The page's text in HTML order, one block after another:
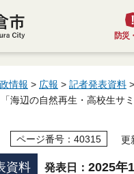
防災
情報 > 広報 > 記者発表資料 >
海辺の自然再生・高校生サ
ページ番号：40315 更
資料 発表日： 2025年